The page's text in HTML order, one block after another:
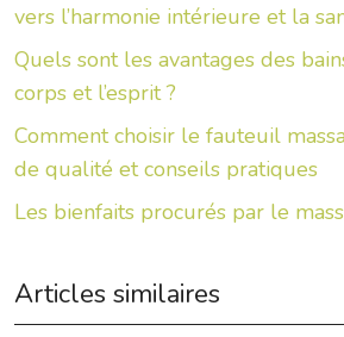
vers l’harmonie intérieure et la
Quels sont les avantages des
corps et l’esprit ?
Comment choisir le fauteuil
de qualité et conseils pratiques
Les bienfaits procurés par le
Articles similaires